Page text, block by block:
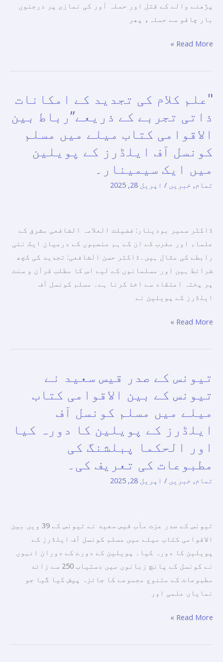
پڑھنے والے کے قتل اور حملہ آور کی نمازی پر درجنوں
بار چاقو سے حملہ، پھر
کی
شدید
کرتی
اور
کے
کے
خلاف
کوششوں
بڑھانے
کا مطالبہ کرتی ہے۔
Read More »
"علم کلام کی تجدید کے امکانات
ذاتی تجربے کے ذریعے”رباط بین
الاقوامی کتاب میلے میں مسلم
کونسل آف ایلڈرز کے پویلین
میں ایک سیمینار۔
تمام, خبریں / اپریل 28, 2025
ڈاکٹر سمیر بودینار: فضیلت العلامہ الشافعی مشرق کے
علماء اور مغرب کے ان کے ہم منصبوں کے درمیان ایک نئی
رابطے کی مثال ہیں۔ڈاکٹر حسن الشافعی: تجدید کی کچھ
شرائط ہیں اور مسلمانوں کے لیے اس کا مطلب قرآن و سنت
پر پختہ اعتقاد سے اخذ کرنا ہے۔ مسلم کونسل آف
ایلڈرز کے پویلین نے
"علم
کی
تجدید
کے
ذاتی
تجربے
بین
الاقوامی
کتاب
میلے
میں
مسلم
آف
کے
میں
ایک
سیمینار۔
Read More »
تیونس کے صدر قیس سعید نے
تیونس کے بین الاقوامی کتاب
میلے میں مسلم کونسل آف
ایلڈرز کے پویلین کا دورہ کیا
اور الحکما پبلشنگ کی
مطبوعات کی تعریف کی۔
تمام, خبریں / اپریل 28, 2025
تیونس کے صدر عزت مآب قیس سعید نے تیونس کے 39 ویں بین
الاقوامی کتاب میلے میں مسلم کونسل آف ایلڈرز کے
پویلین کا دورہ کیا۔ پویلین کے دورے کے دوران انہوں
نے کونسل کے پانچ زبانوں میں دستیاب 250 سے زائد
مطبوعات کے متنوع مجموعے کا جائزہ پیش کیا گیا جو
نمایاں علمی اور
صدر
قیس
سعید
تیونس
کے
بین
میں
مسلم
کونسل
آف
ایلڈرز
پویلین
دورہ
Read More »